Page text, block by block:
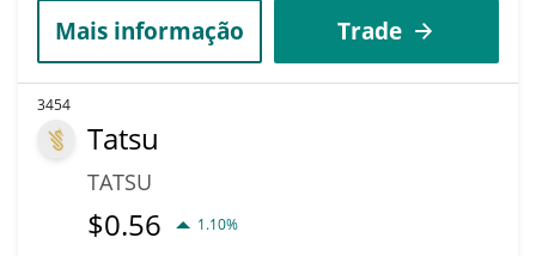
Mais informação Trade
3454
Tatsu
TATSU
$0.56 1.10%